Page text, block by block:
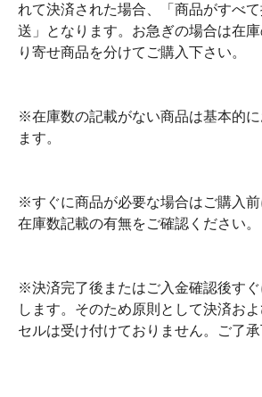
れて決済された場合、「商品がすべ
送」となります。お急ぎの場合は在
り寄せ商品を分けてご購入下さい。
※在庫数の記載がない商品は基本的に
ます。
※すぐに商品が必要な場合はご購入
在庫数記載の有無をご確認ください。
※決済完了後またはご入金確認後す
します。そのため原則として決済お
セルは受け付けておりません。ご了承